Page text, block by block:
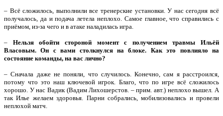
– Всё сложилось, выполнили все тренерские установки. У нас сегодня всё
получалось, да и подача летела неплохо. Самое главное, что справились с
приёмом, из-за чего и в атаке наладилась игра.
– Нельзя обойти стороной момент с получением травмы Ильёй
Власовым. Он с вами столкнулся на блоке. Как это повлияло на
состояние команды, на вас лично?
– Сначала даже не поняли, что случилось. Конечно, сам я расстроился,
потому что это наш ключевой игрок. Благо, что по игре всё сложилось
хорошо. У нас Вадик (Вадим Лихошерстов. – прим. авт.) неплохо вышел. А
так Илье желаем здоровья. Парни собрались, мобилизовались и провели
неплохой матч.